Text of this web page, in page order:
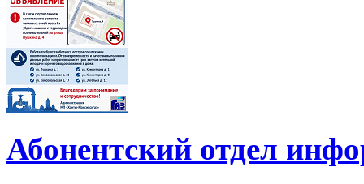
Абонентский отдел